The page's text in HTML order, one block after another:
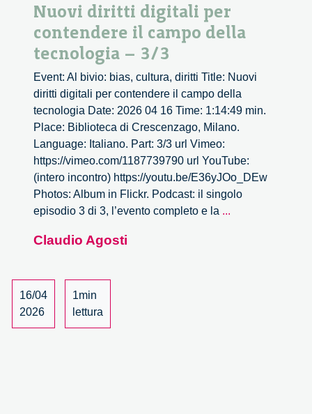
Nuovi diritti digitali per
contendere il campo della
tecnologia – 3/3
Event: Al bivio: bias, cultura, diritti Title: Nuovi
diritti digitali per contendere il campo della
tecnologia Date: 2026 04 16 Time: 1:14:49 min.
Place: Biblioteca di Crescenzago, Milano.
Language: Italiano. Part: 3/3 url Vimeo:
https://vimeo.com/1187739790 url YouTube:
(intero incontro) https://youtu.be/E36yJOo_DEw
Photos: Album in Flickr. Podcast: il singolo
episodio 3 di 3, l’evento completo e la ...
Claudio Agosti
16/04
2026
1min
lettura